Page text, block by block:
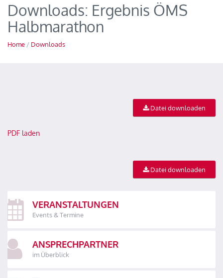
Downloads: Ergebnis ÖMS
Halbmarathon
Home / Downloads
Datei downloaden
PDF laden
Datei downloaden
VERANSTALTUNGEN
Events & Termine
ANSPRECHPARTNER
im Überblick